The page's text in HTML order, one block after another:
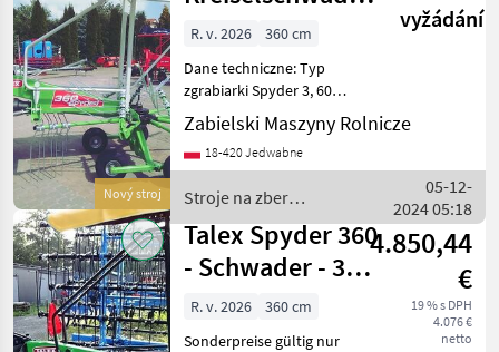
Talex
Nový stroj
Rake/ Zgrabiarka
karuzelowa Spy
vyžádání
R. v. 2026
360 cm
Dane techniczne: Typ
zgrabiarki Spyder 3, 60
Szerokość robocza [m] 3, 60
Prędkość obrotowa WOM
[obr./min.] 540 Masa [kg]
składane do
Zabielski Maszyny Rolnicze
18-420 Jedwabne
Stroje na zber
objemových krmív / Talex
05-12-
2024 05:18
Talex Spyder 360
- Schwader - 3,6
Meter-
Sonderpreis
4.850,44
€
19 % s DPH
4.076 €
netto
R. v. 2026
360 cm
Sonderpreise gültig nur